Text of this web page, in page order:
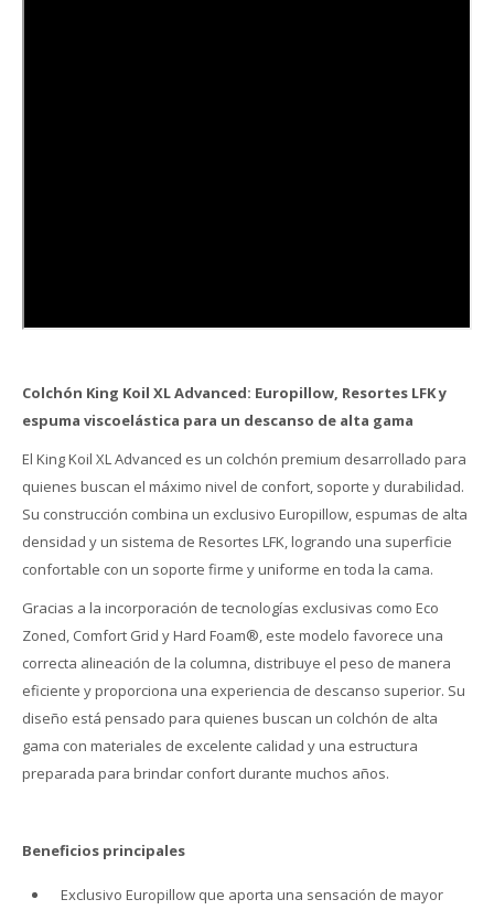
Colchón King Koil XL Advanced: Europillow, Resortes LFK y
espuma viscoelástica para un descanso de alta gama
El King Koil XL Advanced es un colchón premium desarrollado para
quienes buscan el máximo nivel de confort, soporte y durabilidad.
Su construcción combina un exclusivo Europillow, espumas de alta
densidad y un sistema de Resortes LFK, logrando una superficie
confortable con un soporte firme y uniforme en toda la cama.
Gracias a la incorporación de tecnologías exclusivas como Eco
Zoned, Comfort Grid y Hard Foam®, este modelo favorece una
correcta alineación de la columna, distribuye el peso de manera
eficiente y proporciona una experiencia de descanso superior. Su
diseño está pensado para quienes buscan un colchón de alta
gama con materiales de excelente calidad y una estructura
preparada para brindar confort durante muchos años.
Beneficios principales
Exclusivo Europillow que aporta una sensación de mayor